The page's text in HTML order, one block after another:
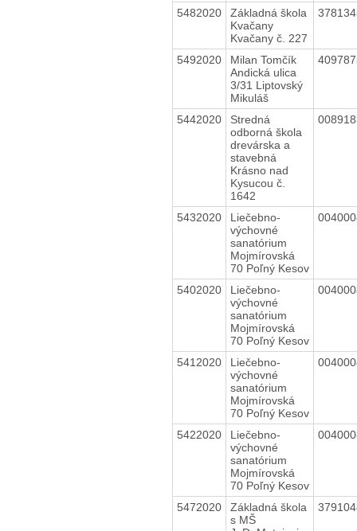
5482020
Základná škola
Kvačany
Kvačany č. 227
5492020
Milan Tomčík
Andická ulica
3/31 Liptovský
Mikuláš
5442020
Stredná
odborná škola
drevárska a
stavebná
Krásno nad
Kysucou č.
1642
5432020
Liečebno-
výchovné
sanatórium
Mojmírovská
70 Poľný Kesov
5402020
Liečebno-
výchovné
sanatórium
Mojmírovská
70 Poľný Kesov
5412020
Liečebno-
výchovné
sanatórium
Mojmírovská
70 Poľný Kesov
5422020
Liečebno-
výchovné
sanatórium
Mojmírovská
70 Poľný Kesov
5472020
Základná škola
s MŠ